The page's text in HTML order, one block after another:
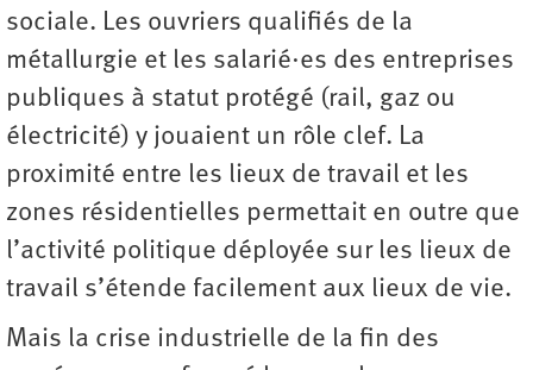
sociale. Les ouvriers qualifiés de la
métallurgie et les salarié·es des entreprises
publiques à statut protégé (rail, gaz ou
électricité) y jouaient un rôle clef. La
proximité entre les lieux de travail et les
zones résidentielles permettait en outre que
l’activité politique déployée sur les lieux de
travail s’étende facilement aux lieux de vie.
Mais la crise industrielle de la fin des